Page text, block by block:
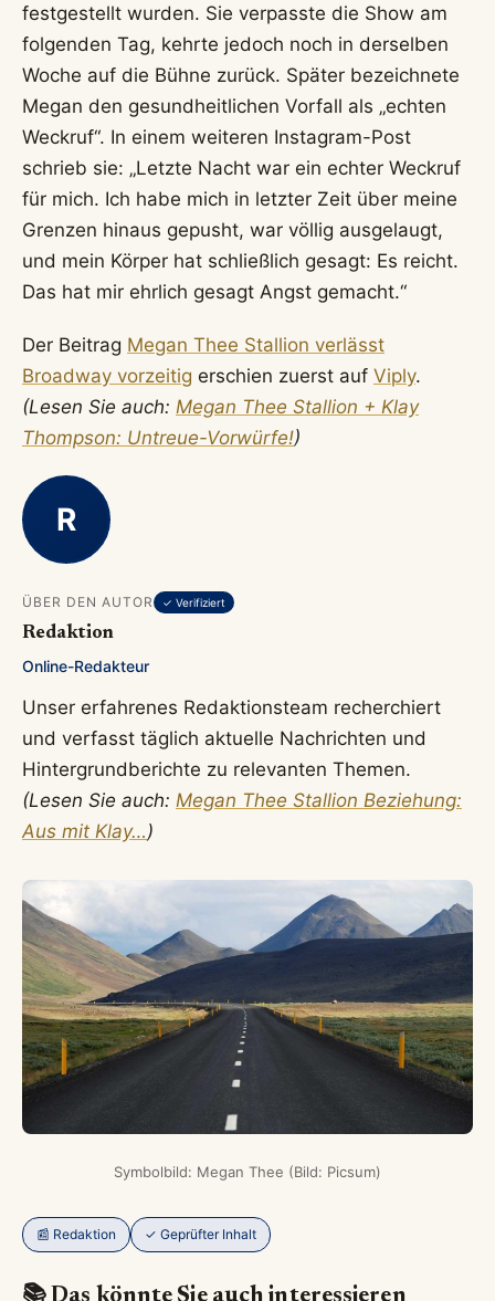
festgestellt wurden. Sie verpasste die Show am
folgenden Tag, kehrte jedoch noch in derselben
Woche auf die Bühne zurück. Später bezeichnete
Megan den gesundheitlichen Vorfall als „echten
Weckruf“. In einem weiteren Instagram-Post
schrieb sie: „Letzte Nacht war ein echter Weckruf
für mich. Ich habe mich in letzter Zeit über meine
Grenzen hinaus gepusht, war völlig ausgelaugt,
und mein Körper hat schließlich gesagt: Es reicht.
Das hat mir ehrlich gesagt Angst gemacht.“
Der Beitrag Megan Thee Stallion verlässt
Broadway vorzeitig erschien zuerst auf Viply.
(Lesen Sie auch: Megan Thee Stallion + Klay
Thompson: Untreue-Vorwürfe!)
R
ÜBER DEN AUTOR ✓ Verifiziert
Redaktion
Online-Redakteur
Unser erfahrenes Redaktionsteam recherchiert
und verfasst täglich aktuelle Nachrichten und
Hintergrundberichte zu relevanten Themen.
(Lesen Sie auch: Megan Thee Stallion Beziehung:
Aus mit Klay…)
Symbolbild: Megan Thee (Bild: Picsum)
📰 Redaktion ✓ Geprüfter Inhalt